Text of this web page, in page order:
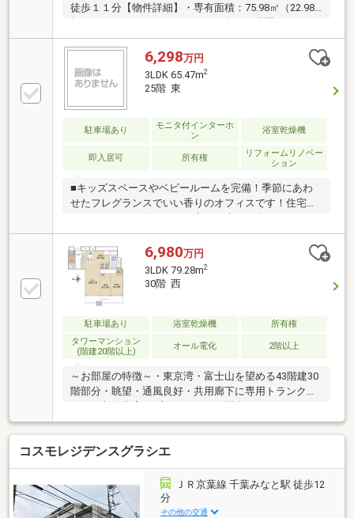
徒歩１１分【物件詳細】・専有面積：75.98㎡（22.98
3LDK・ペット飼育可能（管理規約等による制限あ
り）・地下1階付き43階建24階部分・南向きバルコニ
ー（陽当たり通風良好）
6,298万円
3LDK 65.47m2
25階 東
駐車場あり
モニタ付インターホ
ン
浴室乾燥機
即入居可 所有権
リフォームリノベー
ション
■キッズスペースやベビールームを完備！季節にあわ
せたフレグランスでいい香りのオフィスです！住宅ロ
させていただきます！！■独自のFP相談【未来カレン
ダー】住宅購入の資金計画は未来を見据えて立てなけ
ればいけません。漠然とした不安や悩みを『見える
化』して幸せな未来へのスタートを切りましょう。■
業界初の無料アフターサポート【TOHO HOUSE
CLUB】『住まい』のご購入はゴールではなくスタート
です。お客様の『住まい』と『暮らし』の安心と安全
を守るサービスを全て無料で提供しています。詳細は
お気軽にお問合せ下さい！
6,980万円
3LDK 79.28m2
30階 西
駐車場あり 浴室乾燥機
所有権
タワーマンション
(階建20階以上)
オール電化 2階以上
～お部屋の特徴～・東京湾・富士山を望める43階建30
階部分・眺望・通風良好・共用廊下に専用トランクル
ブ・独立型キッチンのため、お部屋ににおいが付きに
くいです・IHクッキングヒーター～マンションの特徴
～・免震タワーレジデンス・オール電化・ペット飼育
可（飼育細則あり）・24時間ゴミ出し可能・二重床・
二重天井構造・ダブルオートロックシステム採用・24
時間換気システム・ホテルライクな内廊下設計・アウ
トフレーム工法のため、お部屋を広く使えます・シア
コスモレジデンスグラシエ
ＪＲ京葉線 千葉みなと駅 徒歩12
分
その他の交通